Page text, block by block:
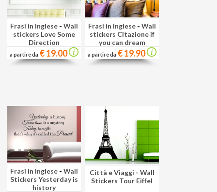
Frasi in Inglese - Wall
stickers Love Some
Direction
a partire da € 19.00
Frasi in Inglese - Wall
stickers Citazione if
you can dream
a partire da € 19.90
Frasi in Inglese - Wall
Stickers Yesterday is
history
Città e Viaggi - Wall
Stickers Tour Eiffel